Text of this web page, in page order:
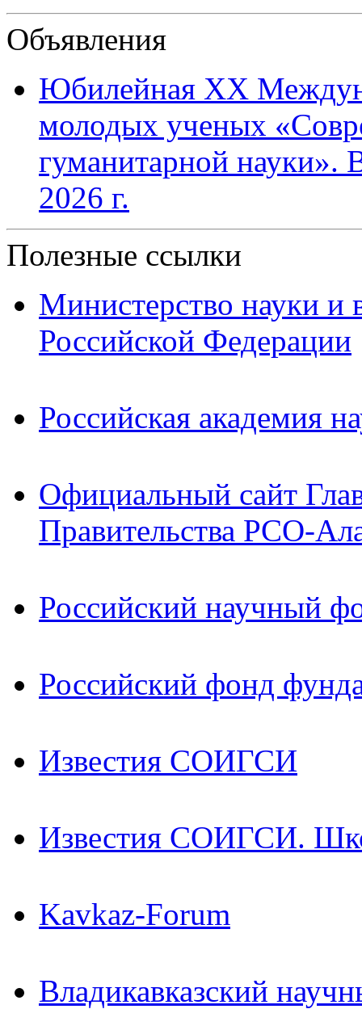
Объявления
Юбилейная XХ
молодых ученых
гуманитарной науки».
2026 г.
Полезные ссылки
Министерство науки и
Российской Федерации
Российская академия
Официальный сайт
Правительства РСО-
Российский научный
Российский фонд
Известия СОИГСИ
Известия СОИГСИ.
Kavkaz-Forum
Владикавказский